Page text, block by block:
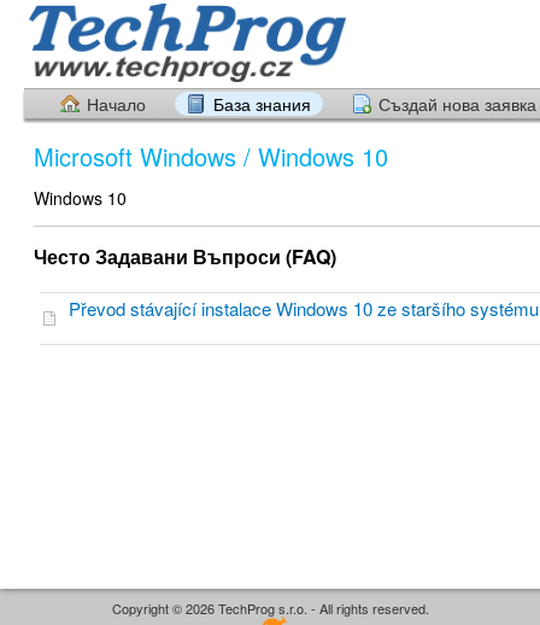
Начало База знания Създай нова заявка
Microsoft Windows / Windows 10
Windows 10
Често Задавани Въпроси (FAQ)
Převod stávající instalace Windows 10 ze staršího
Copyright © 2026 TechProg s.r.o. - All rights reserved.